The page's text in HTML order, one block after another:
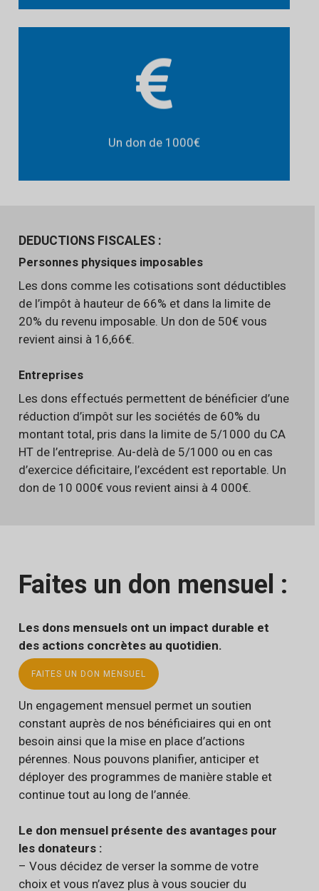
Un don de 1000€
frais d’hébergement
d’un enfant malade et de son frère
DEDUCTIONS FISCALES :
Personnes physiques imposables
Les dons comme les cotisations sont déductibles
de l’impôt à hauteur de 66% et dans la limite de
20% du revenu imposable. Un don de 50€ vous
revient ainsi à 16,66€.
Entreprises
Les dons effectués permettent de bénéficier d’une
réduction d’impôt sur les sociétés de 60% du
montant total, pris dans la limite de 5/1000 du CA
HT de l’entreprise. Au-delà de 5/1000 ou en cas
d’exercice déficitaire, l’excédent est reportable. Un
don de 10 000€ vous revient ainsi à 4 000€.
Faites un don mensuel :
Les dons mensuels ont un impact durable et
des actions concrètes au quotidien.
FAITES UN DON MENSUEL
Un engagement mensuel permet un soutien
constant auprès de nos bénéficiaires qui en ont
besoin ainsi que la mise en place d’actions
pérennes. Nous pouvons planifier, anticiper et
déployer des programmes de manière stable et
continue tout au long de l’année.
Le don mensuel présente des avantages pour
les donateurs :
– Vous décidez de verser la somme de votre
choix et vous n’avez plus à vous soucier du